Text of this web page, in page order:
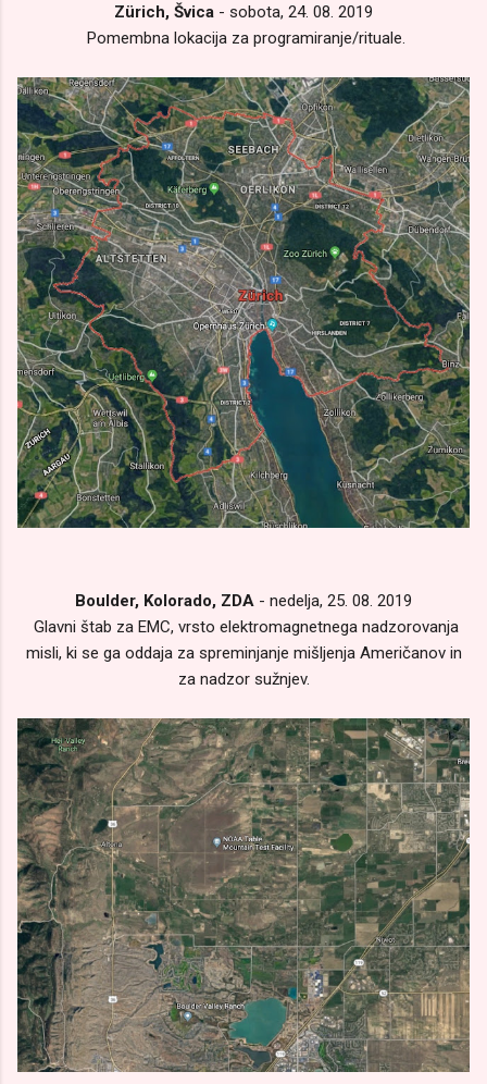
Zürich, Švica - sobota, 24. 08. 2019
Pomembna lokacija za programiranje/rituale.
Boulder, Kolorado, ZDA - nedelja, 25. 08. 2019
Glavni štab za EMC, vrsto elektromagnetnega nadzorovanja
misli, ki se ga oddaja za spreminjanje mišljenja Američanov in
za nadzor sužnjev.